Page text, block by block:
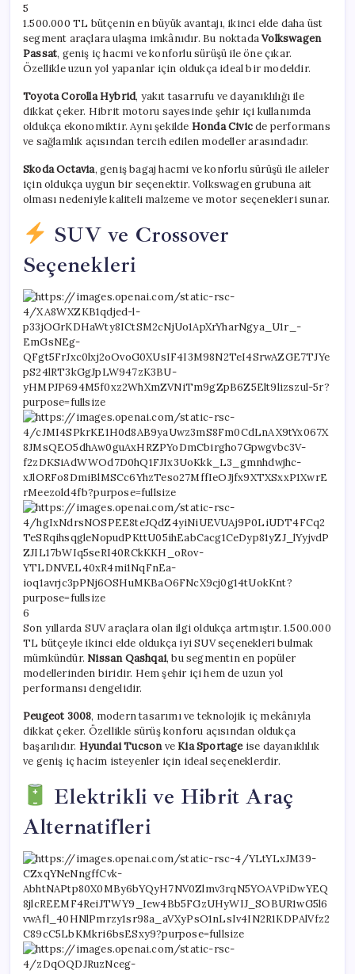
5
1.500.000 TL bütçenin en büyük avantajı, ikinci elde daha üst
segment araçlara ulaşma imkânıdır. Bu noktadaVolkswagen
Passat, geniş iç hacmi ve konforlu sürüşü ile öne çıkar.
Özellikle uzun yol yapanlar için oldukça ideal bir modeldir.
Toyota Corolla Hybrid, yakıt tasarrufu ve dayanıklılığı ile
dikkat çeker. Hibrit motoru sayesinde şehir içi kullanımda
oldukça ekonomiktir. Aynı şekilde Honda Civicde performans
ve sağlamlık açısından tercih edilen modeller arasındadır.
Skoda Octavia, geniş bagaj hacmi ve konforlu sürüşü ile aileler
için oldukça uygun bir seçenektir. Volkswagen grubuna ait
olması nedeniyle kaliteli malzeme ve motor seçenekleri sunar.
SUV ve Crossover
Seçenekleri
6
Son yıllarda SUV araçlara olan ilgi oldukça artmıştır. 1.500.000
TL bütçeyle ikinci elde oldukça iyi SUV seçenekleri bulmak
mümkündür. Nissan Qashqai, bu segmentin en popüler
modellerinden biridir. Hem şehir içi hem de uzun yol
performansı dengelidir.
Peugeot 3008, modern tasarımı ve teknolojik iç mekânıyla
dikkat çeker. Özellikle sürüş konforu açısından oldukça
başarılıdır. Hyundai TucsonveKia Sportageise dayanıklılık
ve geniş iç hacim isteyenler için ideal seçeneklerdir.
Elektrikli ve Hibrit Araç
Alternatifleri